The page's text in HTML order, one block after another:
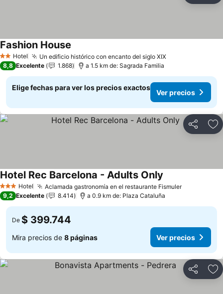
2 Estrellas
Hotel Un edificio histórico con encanto del siglo XIXVer precios
Fashion House
8,8 Excelente 1.868 a 1.5 km de: Sagrada Familia
Elige fechas para ver los precios exactos
Ver precios
Compartir
3 Estrellas
Hotel Aclamada gastronomía en el restaurante FismulerVer
Hotel Rec Barcelona - Adults Only
9,2 Excelente 8.414 a 0.9 km de: Plaza Cataluña
De $ 399.744
Mira precios de 8 páginas Ver precios
Compartir